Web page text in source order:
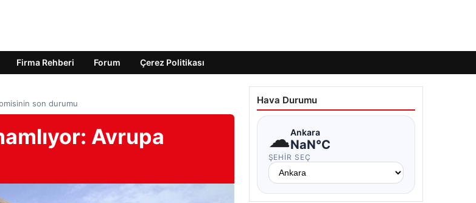
Firma Rehberi Forum Çerez Politikası
son durumu
Avrupa
Hava Durumu
☁Ankara
NaN°C
ŞEHIR SEÇ